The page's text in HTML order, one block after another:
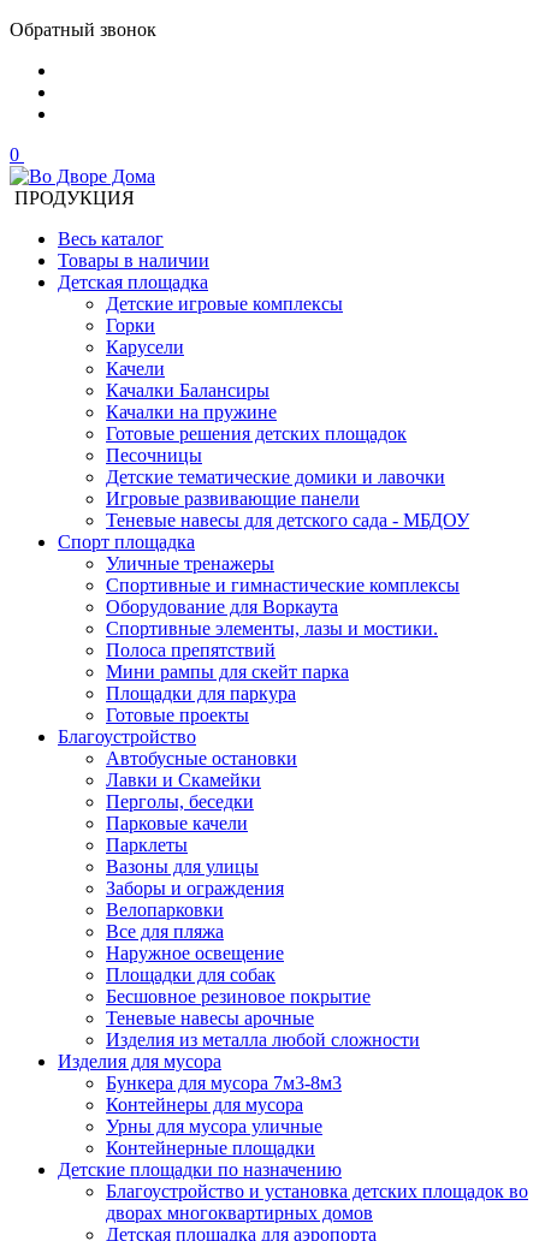
Обратный звонок
0
ПРОДУКЦИЯ
Весь каталог
Товары в наличии
Детская площадка
Детские игровые комплексы
Горки
Карусели
Качели
Качалки Балансиры
Качалки на пружине
Готовые решения детских площадок
Песочницы
Детские тематические домики и лавочки
Игровые развивающие панели
Теневые навесы для детского сада - МБДОУ
Спорт площадка
Уличные тренажеры
Спортивные и гимнастические комплексы
Оборудование для Воркаута
Спортивные элементы, лазы и мостики.
Полоса препятствий
Мини рампы для скейт парка
Площадки для паркура
Готовые проекты
Благоустройство
Автобусные остановки
Лавки и Скамейки
Перголы, беседки
Парковые качели
Парклеты
Вазоны для улицы
Заборы и ограждения
Велопарковки
Все для пляжа
Наружное освещение
Площадки для собак
Бесшовное резиновое покрытие
Теневые навесы арочные
Изделия из металла любой сложности
Изделия для мусора
Бункера для мусора 7м3-8м3
Контейнеры для мусора
Урны для мусора уличные
Контейнерные площадки
Детские площадки по назначению
Благоустройство и установка детских площадок во
дворах многоквартирных домов
Детская площадка для аэропорта